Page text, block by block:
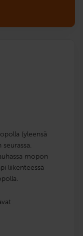
(yleensä
mopon
liikenteessä